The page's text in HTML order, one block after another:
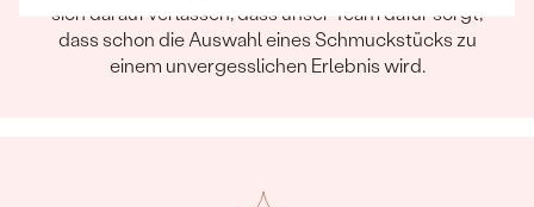
sich darauf verlassen, dass unser Team dafür sorgt,
dass schon die Auswahl eines Schmuckstücks zu
einem unvergesslichen Erlebnis wird.